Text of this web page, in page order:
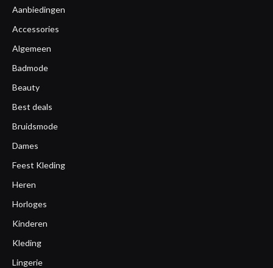
Aanbiedingen
Accessories
Algemeen
Badmode
Beauty
Best deals
Bruidsmode
Dames
Feest Kleding
Heren
Horloges
Kinderen
Kleding
Lingerie